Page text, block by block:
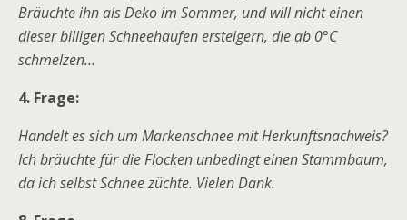
Bräuchte ihn als Deko im Sommer, und will nicht einen
dieser billigen Schneehaufen ersteigern, die ab 0°C
schmelzen…
4. Frage:
Handelt es sich um Markenschnee mit Herkunftsnachweis?
Ich bräuchte für die Flocken unbedingt einen Stammbaum,
da ich selbst Schnee züchte. Vielen Dank.